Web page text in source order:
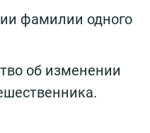
фамилии одного
об изменении